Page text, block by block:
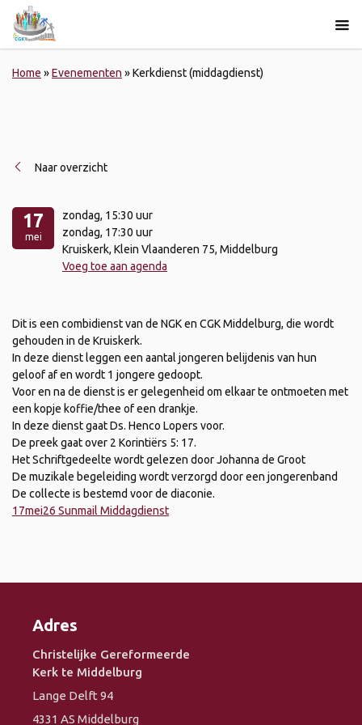
Home »Evenementen »Kerkdienst (middagdienst)
Naar overzicht
17
mei
zondag, 15:30 uur
zondag, 17:30 uur
Kruiskerk, Klein Vlaanderen 75, Middelburg
Voeg toe aan agenda
Dit is een combidienst van de NGK en CGK Middelburg, die wordt
gehouden in de Kruiskerk.
In deze dienst leggen een aantal jongeren belijdenis van hun
geloof af en wordt 1 jongere gedoopt.
Voor en na de dienst is er gelegenheid om elkaar te ontmoeten met
een kopje koffie/thee of een drankje.
In deze dienst gaat Ds. Henco Lopers voor.
De preek gaat over 2 Korintiërs 5: 17.
Het Schriftgedeelte wordt gelezen door Johanna de Groot
De muzikale begeleiding wordt verzorgd door een jongerenband
De collecte is bestemd voor de diaconie.
17mei26 Sunmail Middagdienst
Adres
Christelijke Gereformeerde
Kerk te Middelburg
Lange Delft 94
4331 AS Middelburg